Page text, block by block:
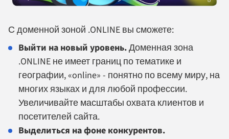
С доменной зоной .ONLINE вы сможете:
Выйти на новый уровень.Доменная зона
.ONLINE не имеет границ по тематике и
географии, «online» - понятно по всему миру, на
многих языках и для любой профессии.
Увеличивайте масштабы охвата клиентов и
посетителей сайта.
Выделиться на фоне конкурентов.